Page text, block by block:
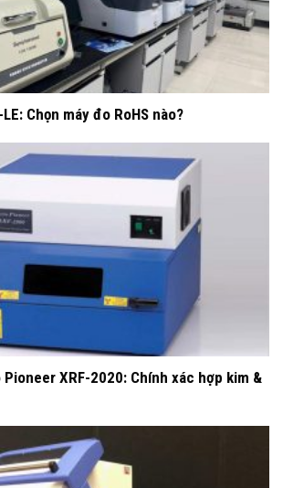
Chọn máy đo RoHS nào?
XRF-2020: Chính xác hợp kim &